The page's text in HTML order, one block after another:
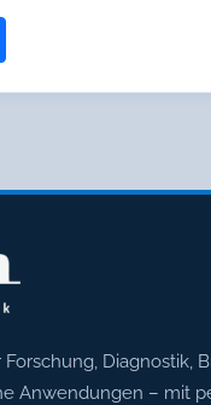
Diagnostik,
Anwendungen – mit